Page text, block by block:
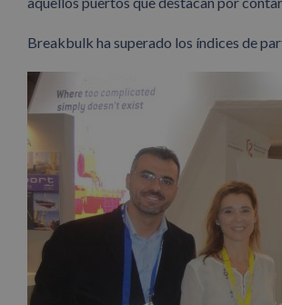
Breakbulk ha superado los índices de